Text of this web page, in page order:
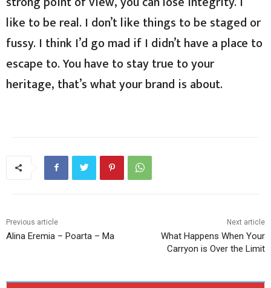
like to be real. I don’t like things to be staged or
fussy. I think I’d go mad if I didn’t have a place to
escape to. You have to stay true to your
heritage, that’s what your brand is about.
Previous article
Alina Eremia – Poarta – Ma
Next article
What Happens When Your
Carryon is Over the Limit